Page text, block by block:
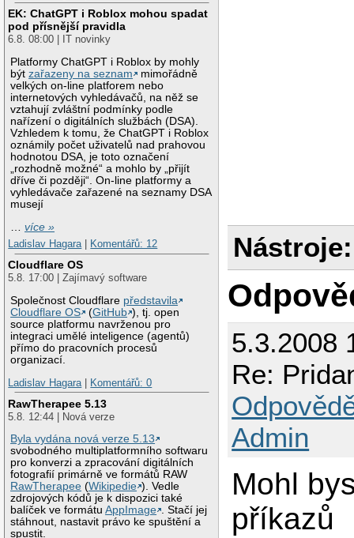
EK: ChatGPT i Roblox mohou spadat
pod přísnější pravidla
6.8. 08:00 | IT novinky
Platformy ChatGPT i Roblox by mohly
býtzařazeny na seznam
mimořádně
velkých on-line platforem nebo
internetových vyhledávačů, na něž se
vztahují zvláštní podmínky podle
nařízení o digitálních službách (DSA).
Vzhledem k tomu, že ChatGPT i Roblox
oznámily počet uživatelů nad prahovou
hodnotou DSA, je toto označení
„rozhodně možné“ a mohlo by „přijít
dříve či později“. On-line platformy a
vyhledávače zařazené na seznamy DSA
musejí
…více »
Ladislav Hagara| Komentářů: 12
Cloudflare OS
5.8. 17:00 | Zajímavý software
Společnost Cloudflare představila
Cloudflare OS
(GitHub ), tj. open
source platformu navrženou pro
integraci umělé inteligence (agentů)
přímo do pracovních procesů
organizací.
Ladislav Hagara| Komentářů: 0
RawTherapee 5.13
5.8. 12:44 | Nová verze
Byla vydána nová verze 5.13
svobodného multiplatformního softwaru
pro konverzi a zpracování digitálních
fotografií primárně ve formátů RAW
RawTherapee (Wikipedie ). Vedle
zdrojových kódů je k dispozici také
balíček ve formátuAppImage . Stačí jej
stáhnout, nastavit právo ke spuštění a
spustit.
Nástroje:
5.3.2008
Re:
Admin
Mohl
příkazů